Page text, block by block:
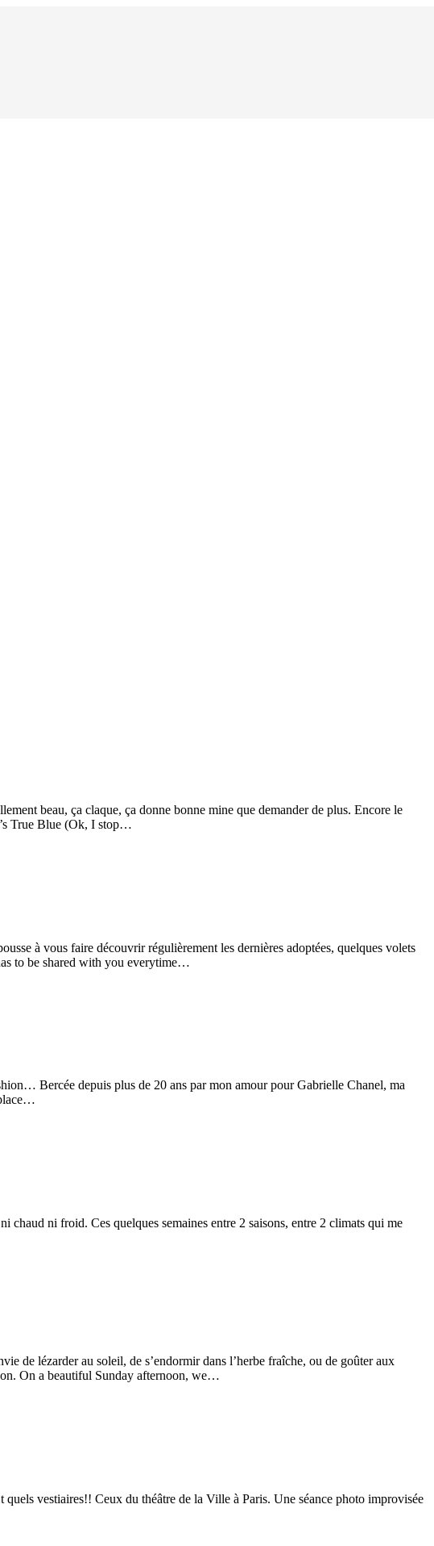
beau, ça claque, ça donne bonne mine que demander de plus. Encore le
True Blue (Ok, I stop…
à vous faire découvrir régulièrement les dernières adoptées, quelques volets
to be shared with you everytime…
Bercée depuis plus de 20 ans par mon amour pour Gabrielle Chanel, ma
ni froid. Ces quelques semaines entre 2 saisons, entre 2 climats qui me
de lézarder au soleil, de s’endormir dans l’herbe fraîche, ou de goûter aux
On a beautiful Sunday afternoon, we…
vestiaires!! Ceux du théâtre de la Ville à Paris. Une séance photo improvisée